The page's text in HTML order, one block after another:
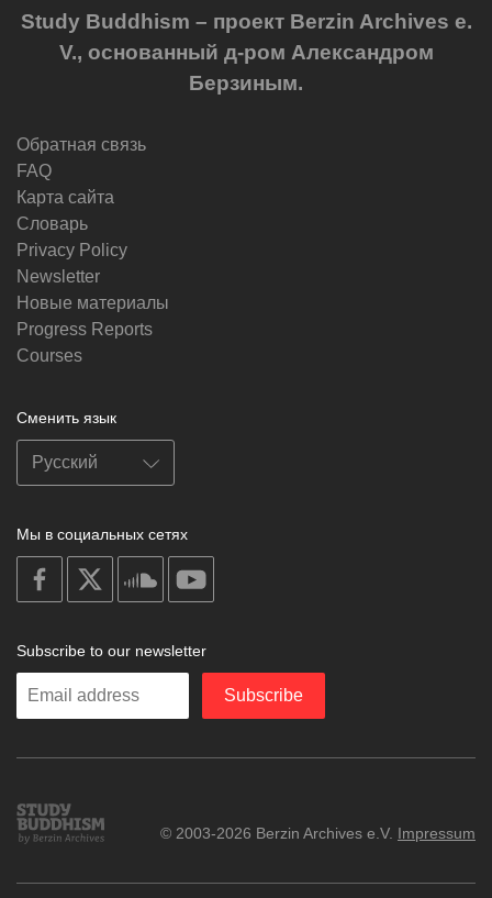
Study Buddhism – проект Berzin Archives e.
V., основанный д-ром Александром
Берзиным.
Обратная связь
FAQ
Карта сайта
Словарь
Privacy Policy
Newsletter
Новые материалы
Progress Reports
Courses
Сменить язык
Мы в социальных сетях
on
facebook
soundcloud
Subscribe to our newsletter
Enter
Subscribe
Study
Buddhism
© 2003-2026 Berzin Archives e.V. Impressum